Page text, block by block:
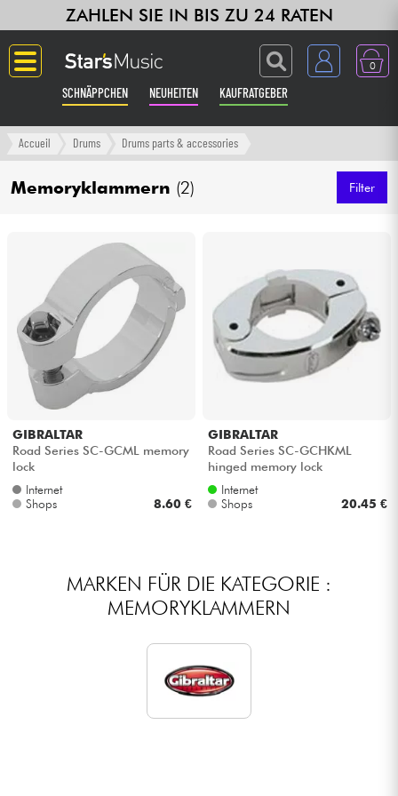
ZAHLEN SIE IN BIS ZU 24 RATEN
0
SCHNÄPPCHEN NEUHEITEN KAUFRATGEBER
Langue
Gitarre & Bass
Klaviere & Piano
Synths & samplers
Studio
Accueil Drums Drums parts & accessories
Memoryklammern (2) Filter
GIBRALTAR
Road Series SC-GCML memory
lock
Internet
Shops
8.60 €
GIBRALTAR
Road Series SC-GCHKML
hinged memory lock
Internet
Shops
20.45 €
MARKEN FÜR DIE KATEGORIE :
MEMORYKLAMMERN